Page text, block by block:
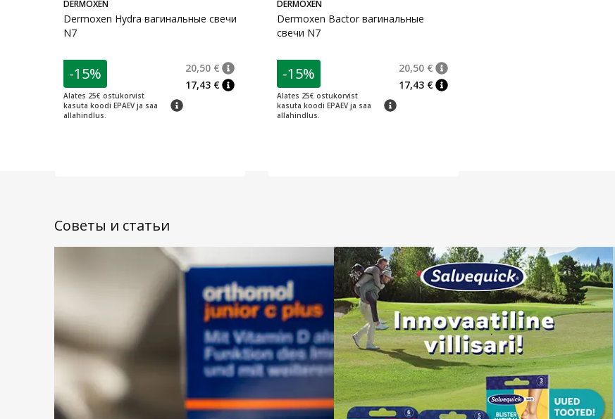
DERMOXEN
Dermoxen Hydra вагинальные свечи
N7
-15%
Alates 25€ ostukorvist
kasuta koodi EPAEV ja saa
allahindlus.
nõuanne
20,50 €
nõuanne
Tavaline hind: 20,50 €
17,43 €
nõuanne
DERMOXEN
Dermoxen Bactor вагинальные
свечи N7
-15%
Alates 25€ ostukorvist
kasuta koodi EPAEV ja saa
allahindlus.
nõuanne
20,50 €
nõuanne
Tavaline hind
17,43 €
nõuanne
Советы и статьи